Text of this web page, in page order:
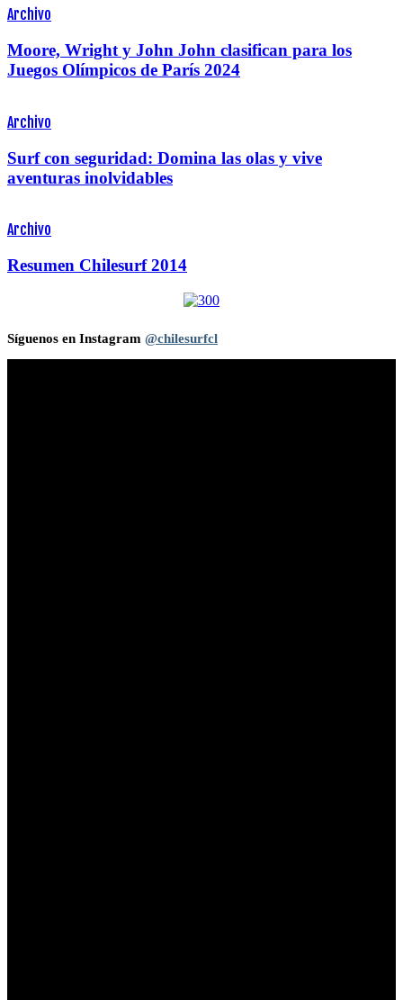
Archivo
Moore, Wright y John John clasifican para los
Juegos Olímpicos de París 2024
Archivo
Surf con seguridad: Domina las olas y vive
aventuras inolvidables
Archivo
Resumen Chilesurf 2014
Síguenos en Instagram @chilesurfcl